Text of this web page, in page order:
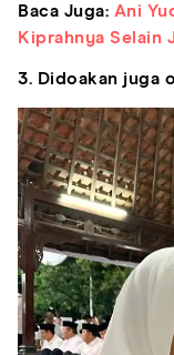
Baca Juga: Ani
Kiprahnya Selain
3. Didoakan juga